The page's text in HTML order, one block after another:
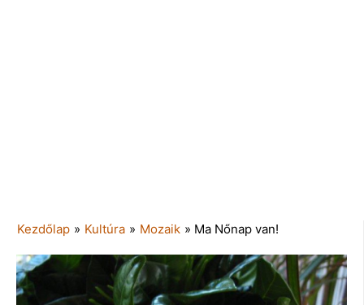
Kezdőlap » Kultúra » Mozaik » Ma Nőnap van!